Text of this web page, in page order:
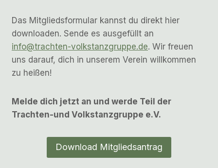
Das Mitgliedsformular kannst du direkt hier
downloaden. Sende es ausgefüllt an
info@trachten-volkstanzgruppe.de. Wir freuen
uns darauf, dich in unserem Verein willkommen
zu heißen!
Melde dich jetzt an und werde Teil der
Trachten-und Volkstanzgruppe e.V.
Download Mitgliedsantrag